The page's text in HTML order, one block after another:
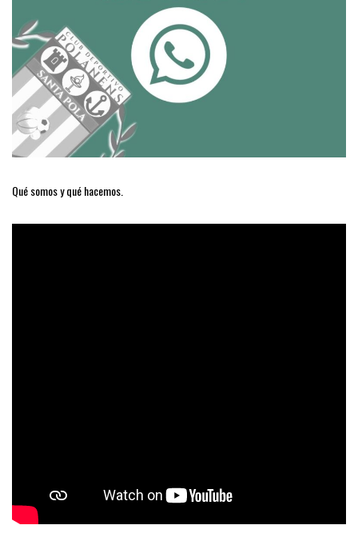
Qué somos y qué hacemos.